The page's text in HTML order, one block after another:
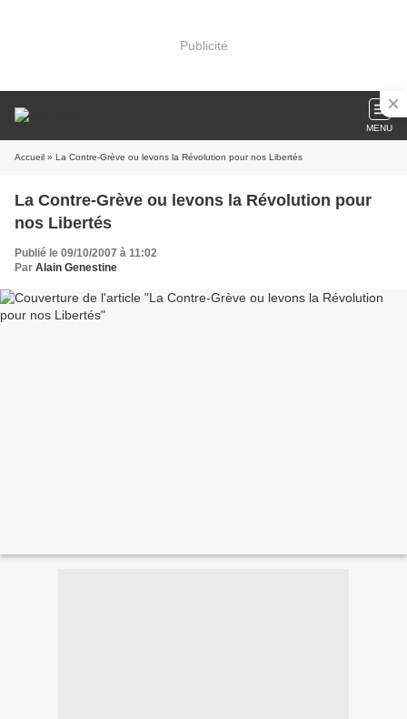
Publicité
MENU
Accueil » La Contre-Grève ou levons la Révolution pour nos Libertés
La Contre-Grève ou levons la Révolution pour
nos Libertés
Publié le 09/10/2007 à 11:02
Par Alain Genestine